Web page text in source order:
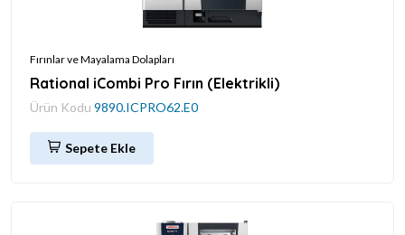
Fırınlar ve Mayalama Dolapları
Rational iCombi Pro Fırın (Elektrikli)
Ürün Kodu 9890.ICPRO62.E0
Sepete Ekle